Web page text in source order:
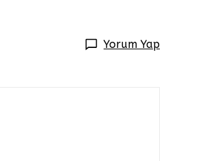
Yorum Yap